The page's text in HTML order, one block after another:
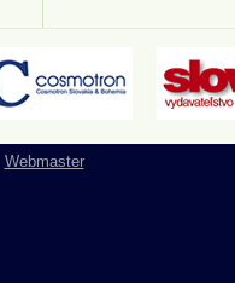
Webmaster